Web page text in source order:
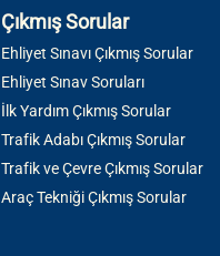
Çıkmış Sorular
Ehliyet Sınavı Çıkmış Sorular
Ehliyet Sınav Soruları
İlk Yardım Çıkmış Sorular
Trafik Adabı Çıkmış Sorular
Trafik ve Çevre Çıkmış Sorular
Araç Tekniği Çıkmış Sorular